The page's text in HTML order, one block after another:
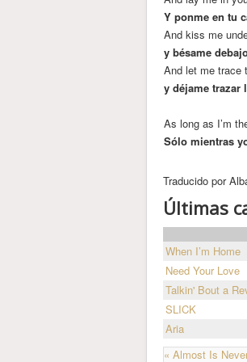
Y ponme en tu
And kiss me
y bésame
And let me trace
y déjame trazar
As long as I’m
Sólo mientras
Traducido por
Últimas
When I’m Home
Need Your Love
Talkin' Bout a
SLICK
Aria
« Almost Is